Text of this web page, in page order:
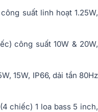
suất linh hoạt 1.25W,
công suất 10W & 20W,
15W, IP66, dải tần 80Hz
chiếc) 1 loa bass 5 inch,